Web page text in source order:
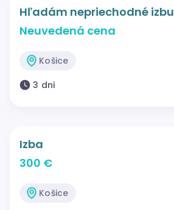
Hľadám nepriechodné izbu
Neuvedená cena
Košice
3 dni
Izba
300 €
Košice